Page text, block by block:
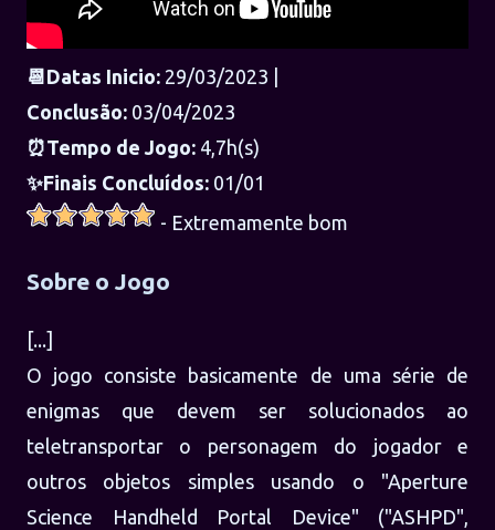
📆Datas Inicio: 29/03/2023 |
Conclusão: 03/04/2023
⏰Tempo de Jogo: 4,7h(s)
✨Finais Concluídos: 01/01
- Extremamente bom
Sobre o Jogo
[...]
O jogo consiste basicamente de uma série de
enigmas que devem ser solucionados ao
teletransportar o personagem do jogador e
outros objetos simples usando o "Aperture
Science Handheld Portal Device" ("ASHPD",